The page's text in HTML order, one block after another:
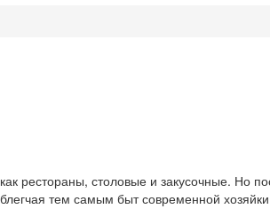
рестораны, столовые и закусочные. Но
тем самым быт современной